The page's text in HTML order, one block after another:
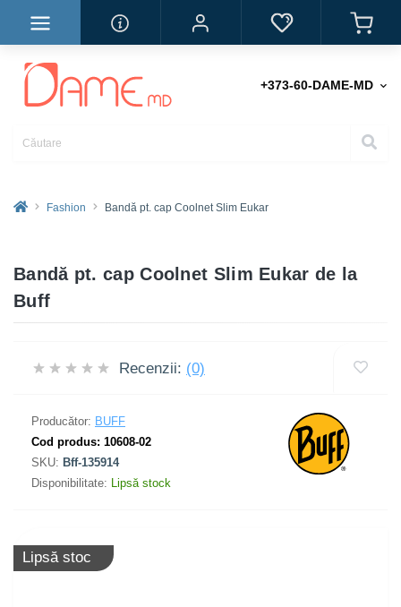
+373-60-DAME-MD
Fashion Bandă pt. cap Coolnet Slim Eukar
Bandă pt. cap Coolnet Slim Eukar de la
Buff
Recenzii: (0)
Producător: BUFF
Cod produs: 10608-02
SKU: Bff-135914
Disponibilitate: Lipsă stock
Lipsă stoc